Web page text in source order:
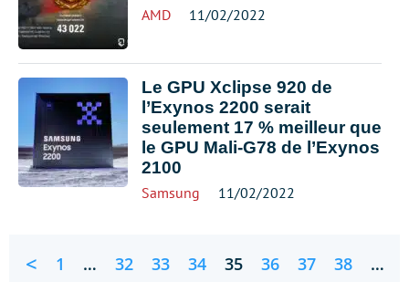
AMD 11/02/2022
Le GPU Xclipse 920 de
l’Exynos 2200 serait
seulement 17 % meilleur que
le GPU Mali-G78 de l’Exynos
2100
Samsung 11/02/2022
< 1 … 32 33 34 35 36 37 38
…